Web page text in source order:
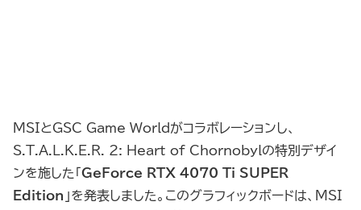
MSIとGSC Game Worldがコラボレーションし、
S.T.A.L.K.E.R. 2: Heart of Chornobylの特別デザイ
ンを施した「 GeForce RTX 4070 Ti SUPER
Edition 」を発表しました。このグラフィックボードは、MSI